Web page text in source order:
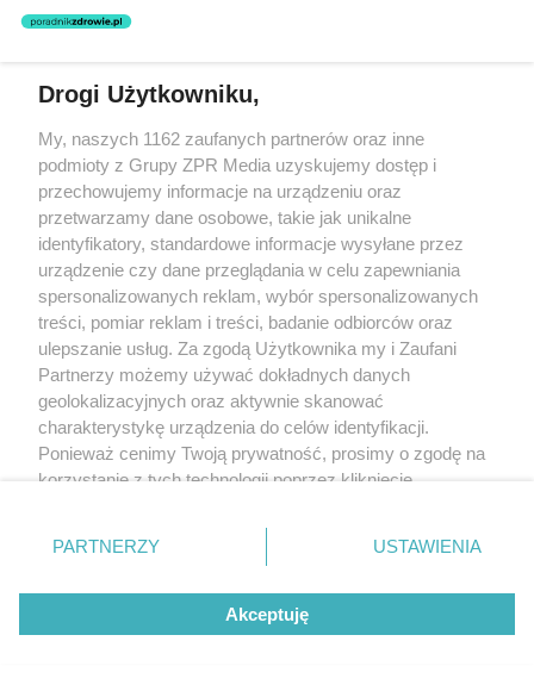
Drogi Użytkowniku,
My, naszych 1162 zaufanych partnerów oraz inne
podmioty z Grupy ZPR Media uzyskujemy dostęp i
przechowujemy informacje na urządzeniu oraz
przetwarzamy dane osobowe, takie jak unikalne
identyfikatory, standardowe informacje wysyłane przez
urządzenie czy dane przeglądania w celu zapewniania
spersonalizowanych reklam, wybór spersonalizowanych
treści, pomiar reklam i treści, badanie odbiorców oraz
ulepszanie usług. Za zgodą Użytkownika my i Zaufani
Partnerzy możemy używać dokładnych danych
geolokalizacyjnych oraz aktywnie skanować
charakterystykę urządzenia do celów identyfikacji.
Ponieważ cenimy Twoją prywatność, prosimy o zgodę na
korzystanie z tych technologii poprzez kliknięcie
zmienić/wycofać klikając przycisk ustawień prywatności
znajdujący się w lewym dolnym rogu strony
rodzaje przetwarzania danych nie wymagają zgody
użytkownika, ale masz prawo sprzeciwić się takiemu
przetwarzaniu. Preferencje będą miały zastosowanie tylko
PARTNERZY USTAWIENIA
Akceptuję